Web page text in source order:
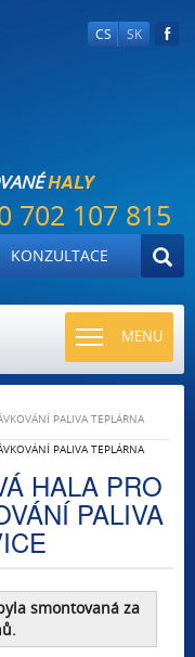
CS SK
HALY
702 107 815
KONZULTACE
MENU
TOGGLE
PALIVA TEPLÁRNA
PALIVA TEPLÁRNA
HALA PRO
PALIVA
smontovaná za